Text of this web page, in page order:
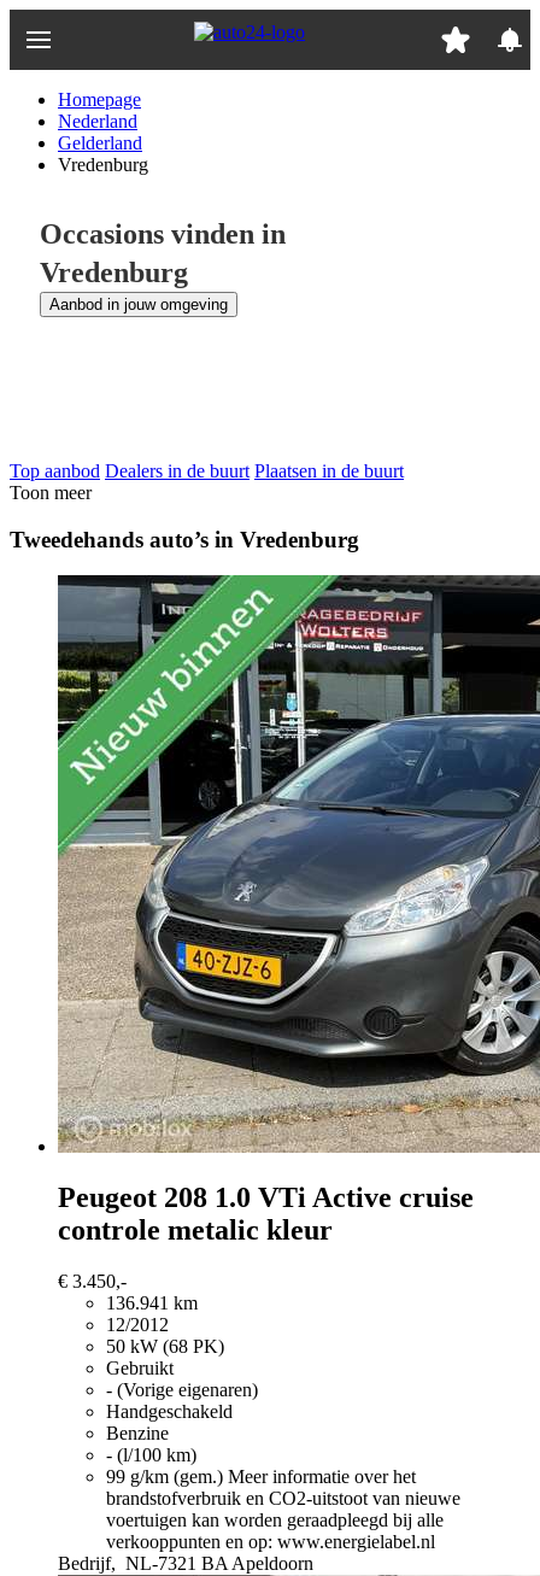
naar
Homepage
Nederland
Gelderland
Vredenburg
Occasions vinden in
Vredenburg
Aanbod in jouw omgeving
Top aanbod Dealers in de buurt Plaatsen in de buurt
Toon meer
Tweedehands auto’s in Vredenburg
Peugeot 208 1.0 VTi Active cruise
controle metalic kleur
€ 3.450,-
136.941 km
12/2012
50 kW (68 PK)
Gebruikt
- (Vorige eigenaren)
Handgeschakeld
Benzine
- (l/100 km)
99 g/km (gem.) Meer informatie over het
brandstofverbruik en CO2-uitstoot van nieuwe
voertuigen kan worden geraadpleegd bij alle
verkooppunten en op: www.energielabel.nl
Bedrijf, NL-7321 BA Apeldoorn